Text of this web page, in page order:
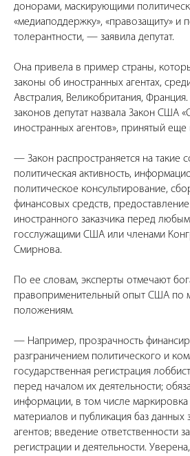
донорами, маскирующими
«медиаподдержку», «правозащиту» и
толерантности, — заявила депутат.
Она привела в пример страны,
законы об иностранных агентах,
Австралия, Великобритания,
законов депутат назвала Закон США
иностранных агентов», принятый еще
— Закон распространяется на такие
политическая активность,
политическое консультирование,
финансовых средств,
иностранного заказчика перед
госслужащими США или членами
Смирнова.
По ее словам, эксперты отмечают
правоприменительный опыт США по
положениям.
— Например, прозрачность
разграничением политического и
государственная регистрация
перед началом их деятельности;
информации, в том числе
материалов и публикация баз данных
агентов; введение ответственности
регистрации и деятельности.